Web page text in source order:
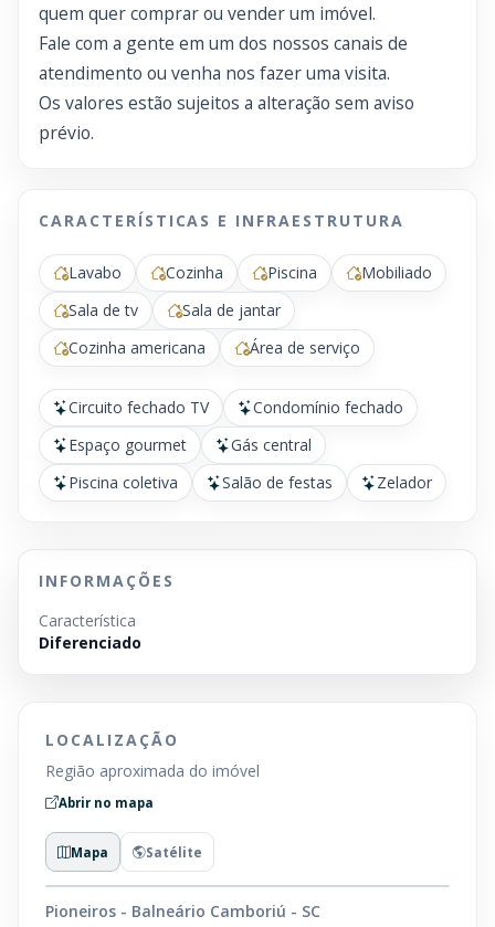
quem quer comprar ou vender um imóvel.
Fale com a gente em um dos nossos canais de
atendimento ou venha nos fazer uma visita.
Os valores estão sujeitos a alteração sem aviso
prévio.
CARACTERÍSTICAS E INFRAESTRUTURA
Lavabo Cozinha Piscina
Mobiliado
Sala de tv
Sala de jantar
Cozinha americana
Área de serviço
Circuito fechado TV
Condomínio fechado
Espaço gourmet
Gás central
Piscina coletiva
Salão de festas Zelador
INFORMAÇÕES
Característica
Diferenciado
LOCALIZAÇÃO
Região aproximada do imóvel
Abrir no mapa
Mapa Satélite
Pioneiros - Balneário Camboriú - SC